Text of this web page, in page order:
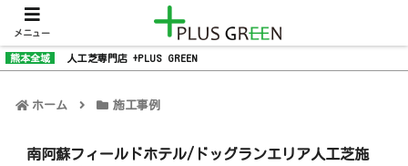
熊本全域 人工芝専門店 +PLUS GREEN
ホーム 施工事例
南阿蘇フィールドホテル/ドッグランエリア人工芝施
メニュー